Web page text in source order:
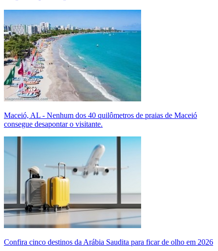
Maceió, AL - Nenhum dos 40 quilômetros de praias de Maceió
consegue desapontar o visitante.
Confira cinco destinos da Arábia Saudita para ficar de olho em 2026